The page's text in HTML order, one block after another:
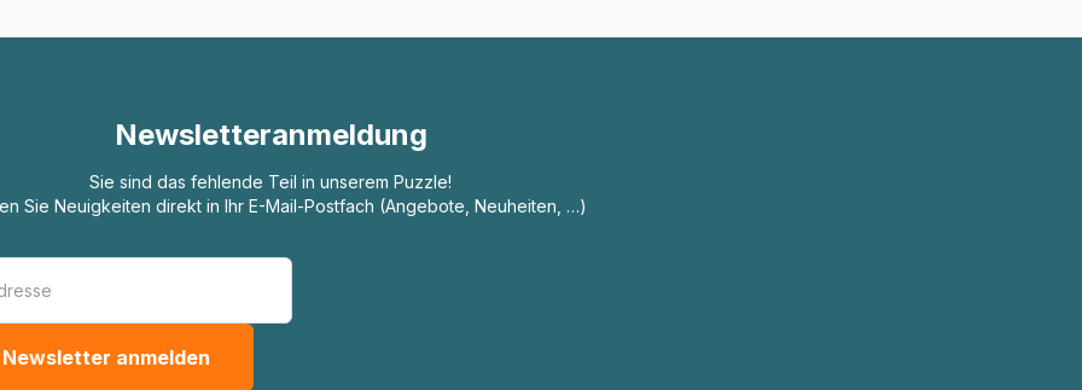
Newsletteranmeldung
Sie sind das fehlende Teil in unserem Puzzle!
Sie Neuigkeiten direkt in Ihr E-Mail-Postfach (Angebote, Neuheiten, …)